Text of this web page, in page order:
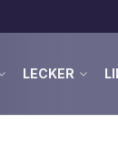
LECKER